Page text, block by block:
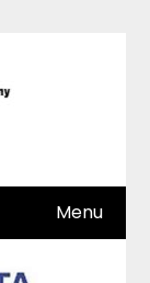
Menu